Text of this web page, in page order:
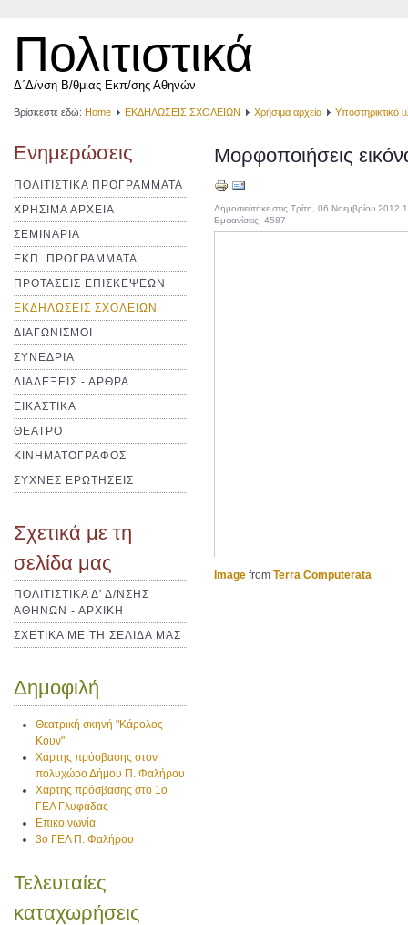
Πολιτιστικά
Δ΄Δ/νση Β/θμιας Εκπ/σης Αθηνών
Βρίσκεστε εδώ: Home ΕΚΔΗΛΩΣΕΙΣ ΣΧΟΛΕΙΩΝ Χρήσιμα αρχεία Υποστηρικτικό
Ενημερώσεις
ΠΟΛΙΤΙΣΤΙΚΑ ΠΡΟΓΡΑΜΜΑΤΑ
ΧΡΗΣΙΜΑ ΑΡΧΕΙΑ
ΣΕΜΙΝΑΡΙΑ
ΕΚΠ. ΠΡΟΓΡΑΜΜΑΤΑ
ΠΡΟΤΑΣΕΙΣ ΕΠΙΣΚΕΨΕΩΝ
ΕΚΔΗΛΩΣΕΙΣ ΣΧΟΛΕΙΩΝ
ΔΙΑΓΩΝΙΣΜΟΙ
ΣΥΝΕΔΡΙΑ
ΔΙΑΛΕΞΕΙΣ - ΑΡΘΡΑ
ΕΙΚΑΣΤΙΚΑ
ΘΕΑΤΡΟ
ΚΙΝΗΜΑΤΟΓΡΑΦΟΣ
ΣΥΧΝΕΣ ΕΡΩΤΗΣΕΙΣ
Σχετικά με τη
σελίδα μας
ΠΟΛΙΤΙΣΤΙΚΑ Δ' Δ/ΝΣΗΣ
ΑΘΗΝΩΝ - ΑΡΧΙΚΗ
ΣΧΕΤΙΚΑ ΜΕ ΤΗ ΣΕΛΙΔΑ ΜΑΣ
Δημοφιλή
Θεατρική σκηνή "Κάρολος
Κουν"
Χάρτης πρόσβασης στον
πολυχώρο Δήμου Π. Φαλήρου
Χάρτης πρόσβασης στο 1ο
ΓΕΛ Γλυφάδας
Επικοινωνία
3ο ΓΕΛ Π. Φαλήρου
Τελευταίες
καταχωρήσεις
Μορφοποιήσεις
Δημοσιεύτηκε στις Τρίτη, 06 Νοεμβρίου 2012
Εμφανίσεις: 4587
Image from Terra Computerata